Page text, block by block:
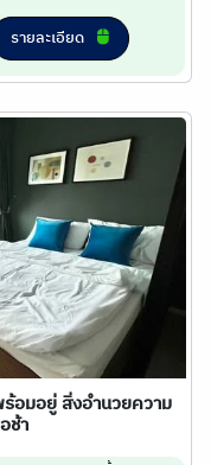
รายละเอียด
ร้อมอยู่ สิ่งอำนวยความ
ช้า